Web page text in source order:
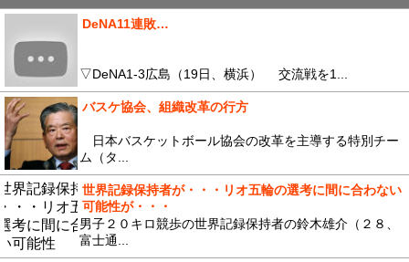
DeNA11連敗…
▽DeNA1-3広島（19日、横浜） 交流戦を1...
バスケ協会、組織改革の行方
日本バスケットボール協会の改革を主導する特別チー
ム（タ...
世界記録保持者が・・・リオ五輪の選考に間に合わない
可能性が・・・
男子２０キロ競歩の世界記録保持者の鈴木雄介（２８、
富士通...